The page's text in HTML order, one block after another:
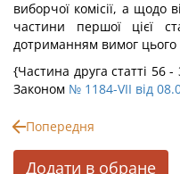
виборчої комісії, а щодо
частини першої цієї
дотриманням вимог цього
{Частина друга статті 56
Законом № 1184-VII від
Попередня
Додати в обране